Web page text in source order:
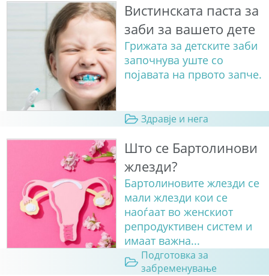
Вистинската паста за
заби за вашето дете
Грижата за детските заби
започнува уште со
појавата на првото запче.
Здравје и нега
Што се Бартолинови
жлезди?
Бартолиновите жлезди се
мали жлезди кои се
наоѓаат во женскиот
репродуктивен систем и
имаат важна...
Подготовка за
забременување